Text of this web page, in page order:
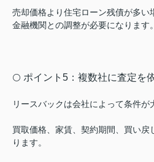
売却価格より住宅ローン残債が多い
金融機関との調整が必要になります。
⚪️ ポイント5：複数社に査定を
リースバックは会社によって条件が
買取価格、家賃、契約期間、買い戻
ります。